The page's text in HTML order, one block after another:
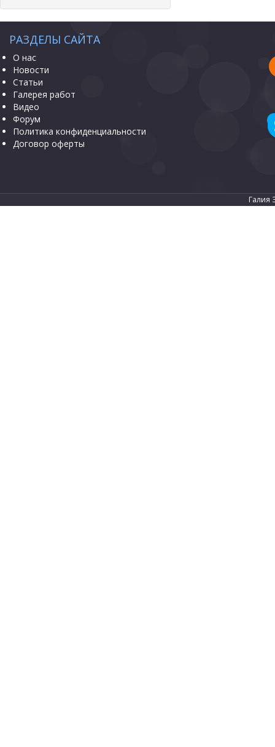
РАЗДЕЛЫ САЙТА
О нас
Новости
Статьи
Галерея работ
Видео
Форум
Политика конфиденциальности
Договор оферты
Галия